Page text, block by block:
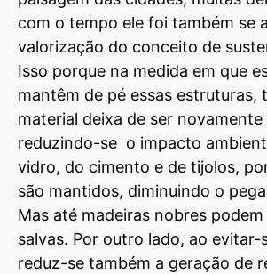
com o tempo ele foi também se
valorização do conceito de
Isso porque na medida em que
mantêm de pé essas estruturas,
material deixa de ser
reduzindo-se o impacto
vidro, do cimento e de tijolos,
são mantidos, diminuindo o
Mas até madeiras nobres
salvas. Por outro lado, ao evitar-
reduz-se também a geração de